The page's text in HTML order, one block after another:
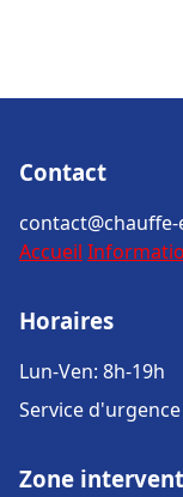
Contact
Accueil
Horaires
Lun-Ven: 8h-19h
Service
Zone